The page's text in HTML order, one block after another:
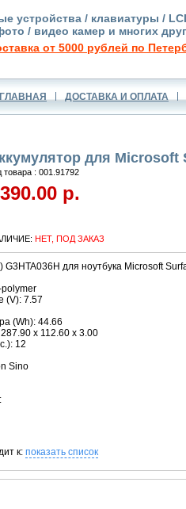
устройства / клавиатуры /
/ видео камер и многих
от 5000 рублей по
ГЛАВНАЯ ДОСТАВКА И ОПЛАТА
для Microsoft
товара : 001.91792
р.
НЕТ, ПОД ЗАКАЗ
G3HTA036H для ноутбука Microsoft
polymer
(V): 7.57
(Wh): 44.66
x 112.60 x 3.00
12
Sino
к: показать список